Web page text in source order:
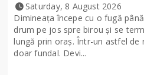
Saturday, 8 August 2026
Dimineața începe cu o fugă
drum pe jos spre birou și se
lungă prin oraș. Într-un astfel de
doar fundal. Devi...